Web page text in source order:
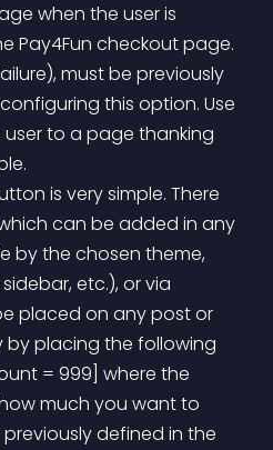
when the user is
Pay4Fun checkout page.
must be previously
this option. Use
to a page thanking
can be added in any
by the chosen theme,
etc.), or via
placed on any post or
by placing the following
= 999] where the
much you want to
defined in the